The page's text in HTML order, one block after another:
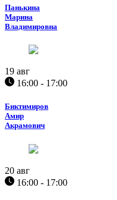
Панькина
Марина
Владимировна
19 авг
16:00 - 17:00
Биктимиров
Амир
Акрамович
20 авг
16:00 - 17:00